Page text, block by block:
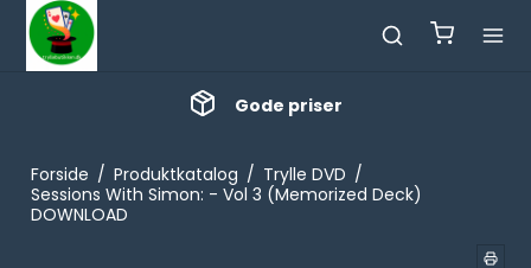
Gode priser
Forside / Produktkatalog / Trylle DVD /
Sessions With Simon: - Vol 3 (Memorized Deck)
DOWNLOAD